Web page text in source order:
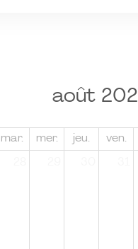
août
mar. mer. jeu. ven.